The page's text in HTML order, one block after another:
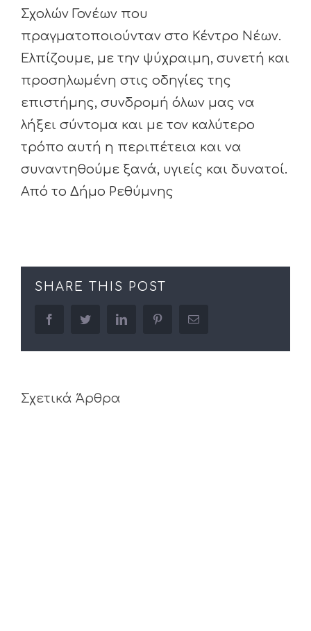
Σχολών Γονέων που
πραγματοποιούνταν στο Κέντρο Νέων.
Ελπίζουμε, με την ψύχραιμη, συνετή και
προσηλωμένη στις οδηγίες της
επιστήμης, συνδρομή όλων μας να
λήξει σύντομα και με τον καλύτερο
τρόπο αυτή η περιπέτεια και να
συναντηθούμε ξανά, υγιείς και δυνατοί.
Από το Δήμο Ρεθύμνης
SHARE THIS POST
facebooktwitter linkedin pinterestEmail
Σχετικά Άρθρα